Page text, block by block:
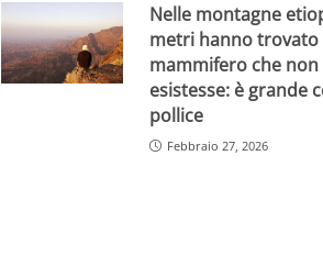
Nelle montagne
metri hanno trovato
mammifero che non
esistesse: è grande
pollice
Febbraio 27, 2026